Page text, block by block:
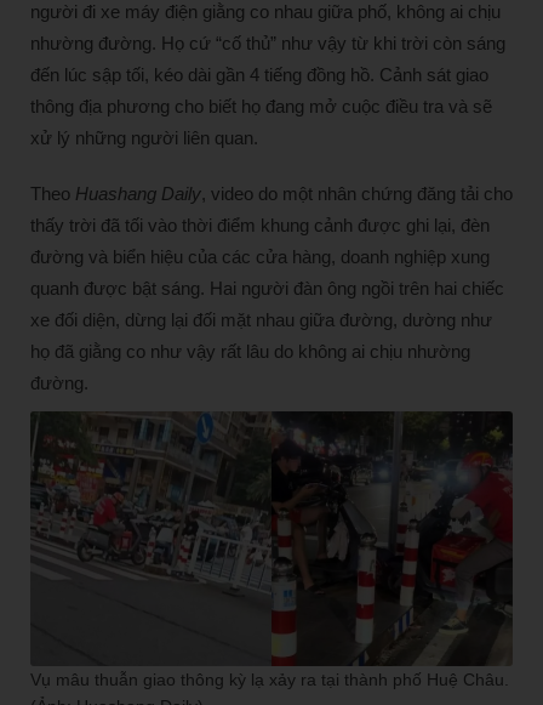
người đi xe máy điện giằng co nhau giữa phố, không ai chịu
nhường đường. Họ cứ “cố thủ” như vậy từ khi trời còn sáng
đến lúc sập tối, kéo dài gần 4 tiếng đồng hồ. Cảnh sát giao
thông địa phương cho biết họ đang mở cuộc điều tra và sẽ
xử lý những người liên quan.
Theo Huashang Daily, video do một nhân chứng đăng tải cho
thấy trời đã tối vào thời điểm khung cảnh được ghi lại, đèn
đường và biển hiệu của các cửa hàng, doanh nghiệp xung
quanh được bật sáng. Hai người đàn ông ngồi trên hai chiếc
xe đối diện, dừng lại đối mặt nhau giữa đường, dường như
họ đã giằng co như vậy rất lâu do không ai chịu nhường
đường.
Vụ mâu thuẫn giao thông kỳ lạ xảy ra tại thành phố Huệ Châu.